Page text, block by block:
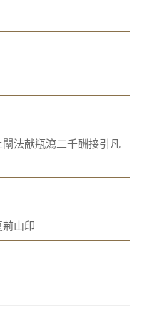
法献瓶瀉二千酬接引凡
荊山印